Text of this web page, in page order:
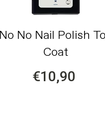
No No Nail Polish
Coat
€10,90